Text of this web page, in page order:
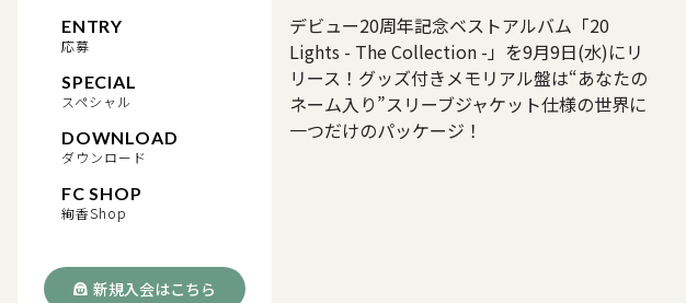
ENTRY
応募
SPECIAL
スペシャル
DOWNLOAD
ダウンロード
FC SHOP
絢香Shop
新規入会はこちら
デビュー20周年記念ベストアルバム「20
Lights - The Collection -」を9月9日(水)にリ
リース！グッズ付きメモリアル盤は“あなたの
ネーム入り”スリーブジャケット仕様の世界に
一つだけのパッケージ！